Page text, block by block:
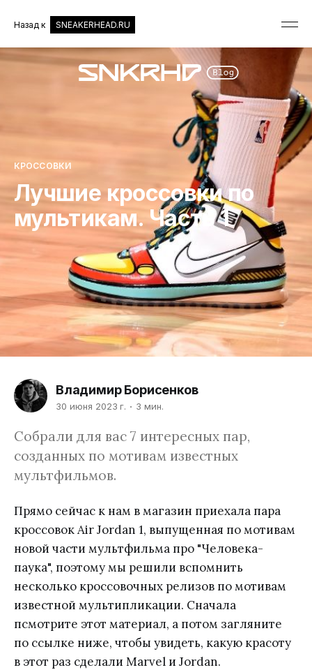
Назад к SNEAKERHEAD.RU
КРОССОВКИ
Лучшие кроссовки по
мультикам. Часть 1
Владимир Борисенков
30 июня 2023 г. 3 мин.
Собрали для вас 7 интересных пар,
созданных по мотивам известных
мультфильмов.
Прямо сейчас к нам в магазин приехала пара
кроссовок Air Jordan 1, выпущенная по мотивам
новой части мультфильма про "Человека-
паука", поэтому мы решили вспомнить
несколько кроссовочных релизов по мотивам
известной мультипликации. Сначала
псмотрите этот материал, а потом загляните
по ссылке ниже, чтобы увидеть, какую красоту
в этот раз сделали Marvel и Jordan.